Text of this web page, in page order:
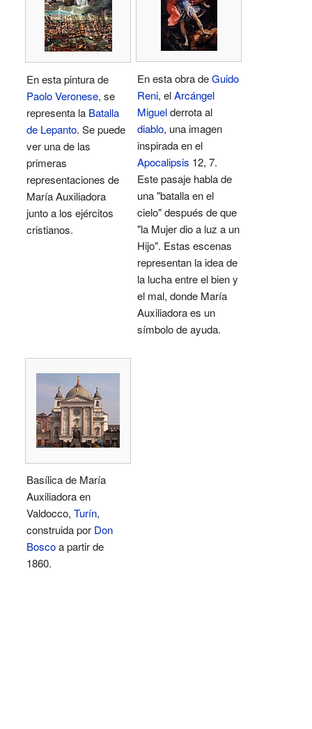
En esta pintura de
Paolo Veronese, se
representa la Batalla
de Lepanto. Se puede
ver una de las
primeras
representaciones de
María Auxiliadora
junto a los ejércitos
cristianos.
En esta obra deGuido
Reni, elArcángel
Miguelderrota al
diablo, una imagen
inspirada en el
Apocalipsis 12, 7.
Este pasaje habla de
una "batalla en el
cielo" después de que
"la Mujer dio a luz a un
Hijo". Estas escenas
representan la idea de
la lucha entre el bien y
el mal, donde María
Auxiliadora es un
símbolo de ayuda.
Basílica de María
Auxiliadora en
Valdocco, Turín,
construida por Don
Boscoa partir de
1860.